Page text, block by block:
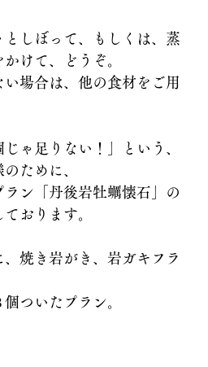
しぼって、もしくは、蒸
けて、どうぞ。
い場合は、他の食材をご用
ゃ足りない！」という、
ために、
ラン「丹後岩牡蠣懐石」の
おります。
焼き岩がき、岩ガキフラ
ついたプラン。